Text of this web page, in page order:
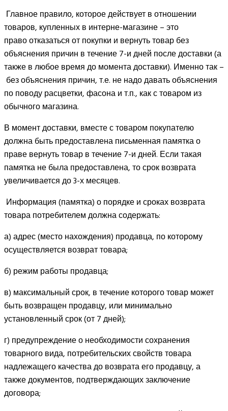
Главное правило, которое действует в отношении
товаров, купленных в интерне-магазине – это
право отказаться от покупки и вернуть товар без
объяснения причин в течение 7-и дней после доставки (а
также в любое время до момента доставки). Именно так –
без объяснения причин, т.е. не надо давать объяснения
по поводу расцветки, фасона и т.п., как с товаром из
обычного магазина.
В момент доставки, вместе с товаром покупателю
должна быть предоставлена письменная памятка о
праве вернуть товар в течение 7-и дней. Если такая
памятка не была предоставлена, то срок возврата
увеличивается до 3-х месяцев.
Информация (памятка) о порядке и сроках возврата
товара потребителем должна содержать:
а) адрес (место нахождения) продавца, по которому
осуществляется возврат товара;
б) режим работы продавца;
в) максимальный срок, в течение которого товар может
быть возвращен продавцу, или минимально
установленный срок (от 7 дней);
г) предупреждение о необходимости сохранения
товарного вида, потребительских свойств товара
надлежащего качества до возврата его продавцу, а
также документов, подтверждающих заключение
договора;